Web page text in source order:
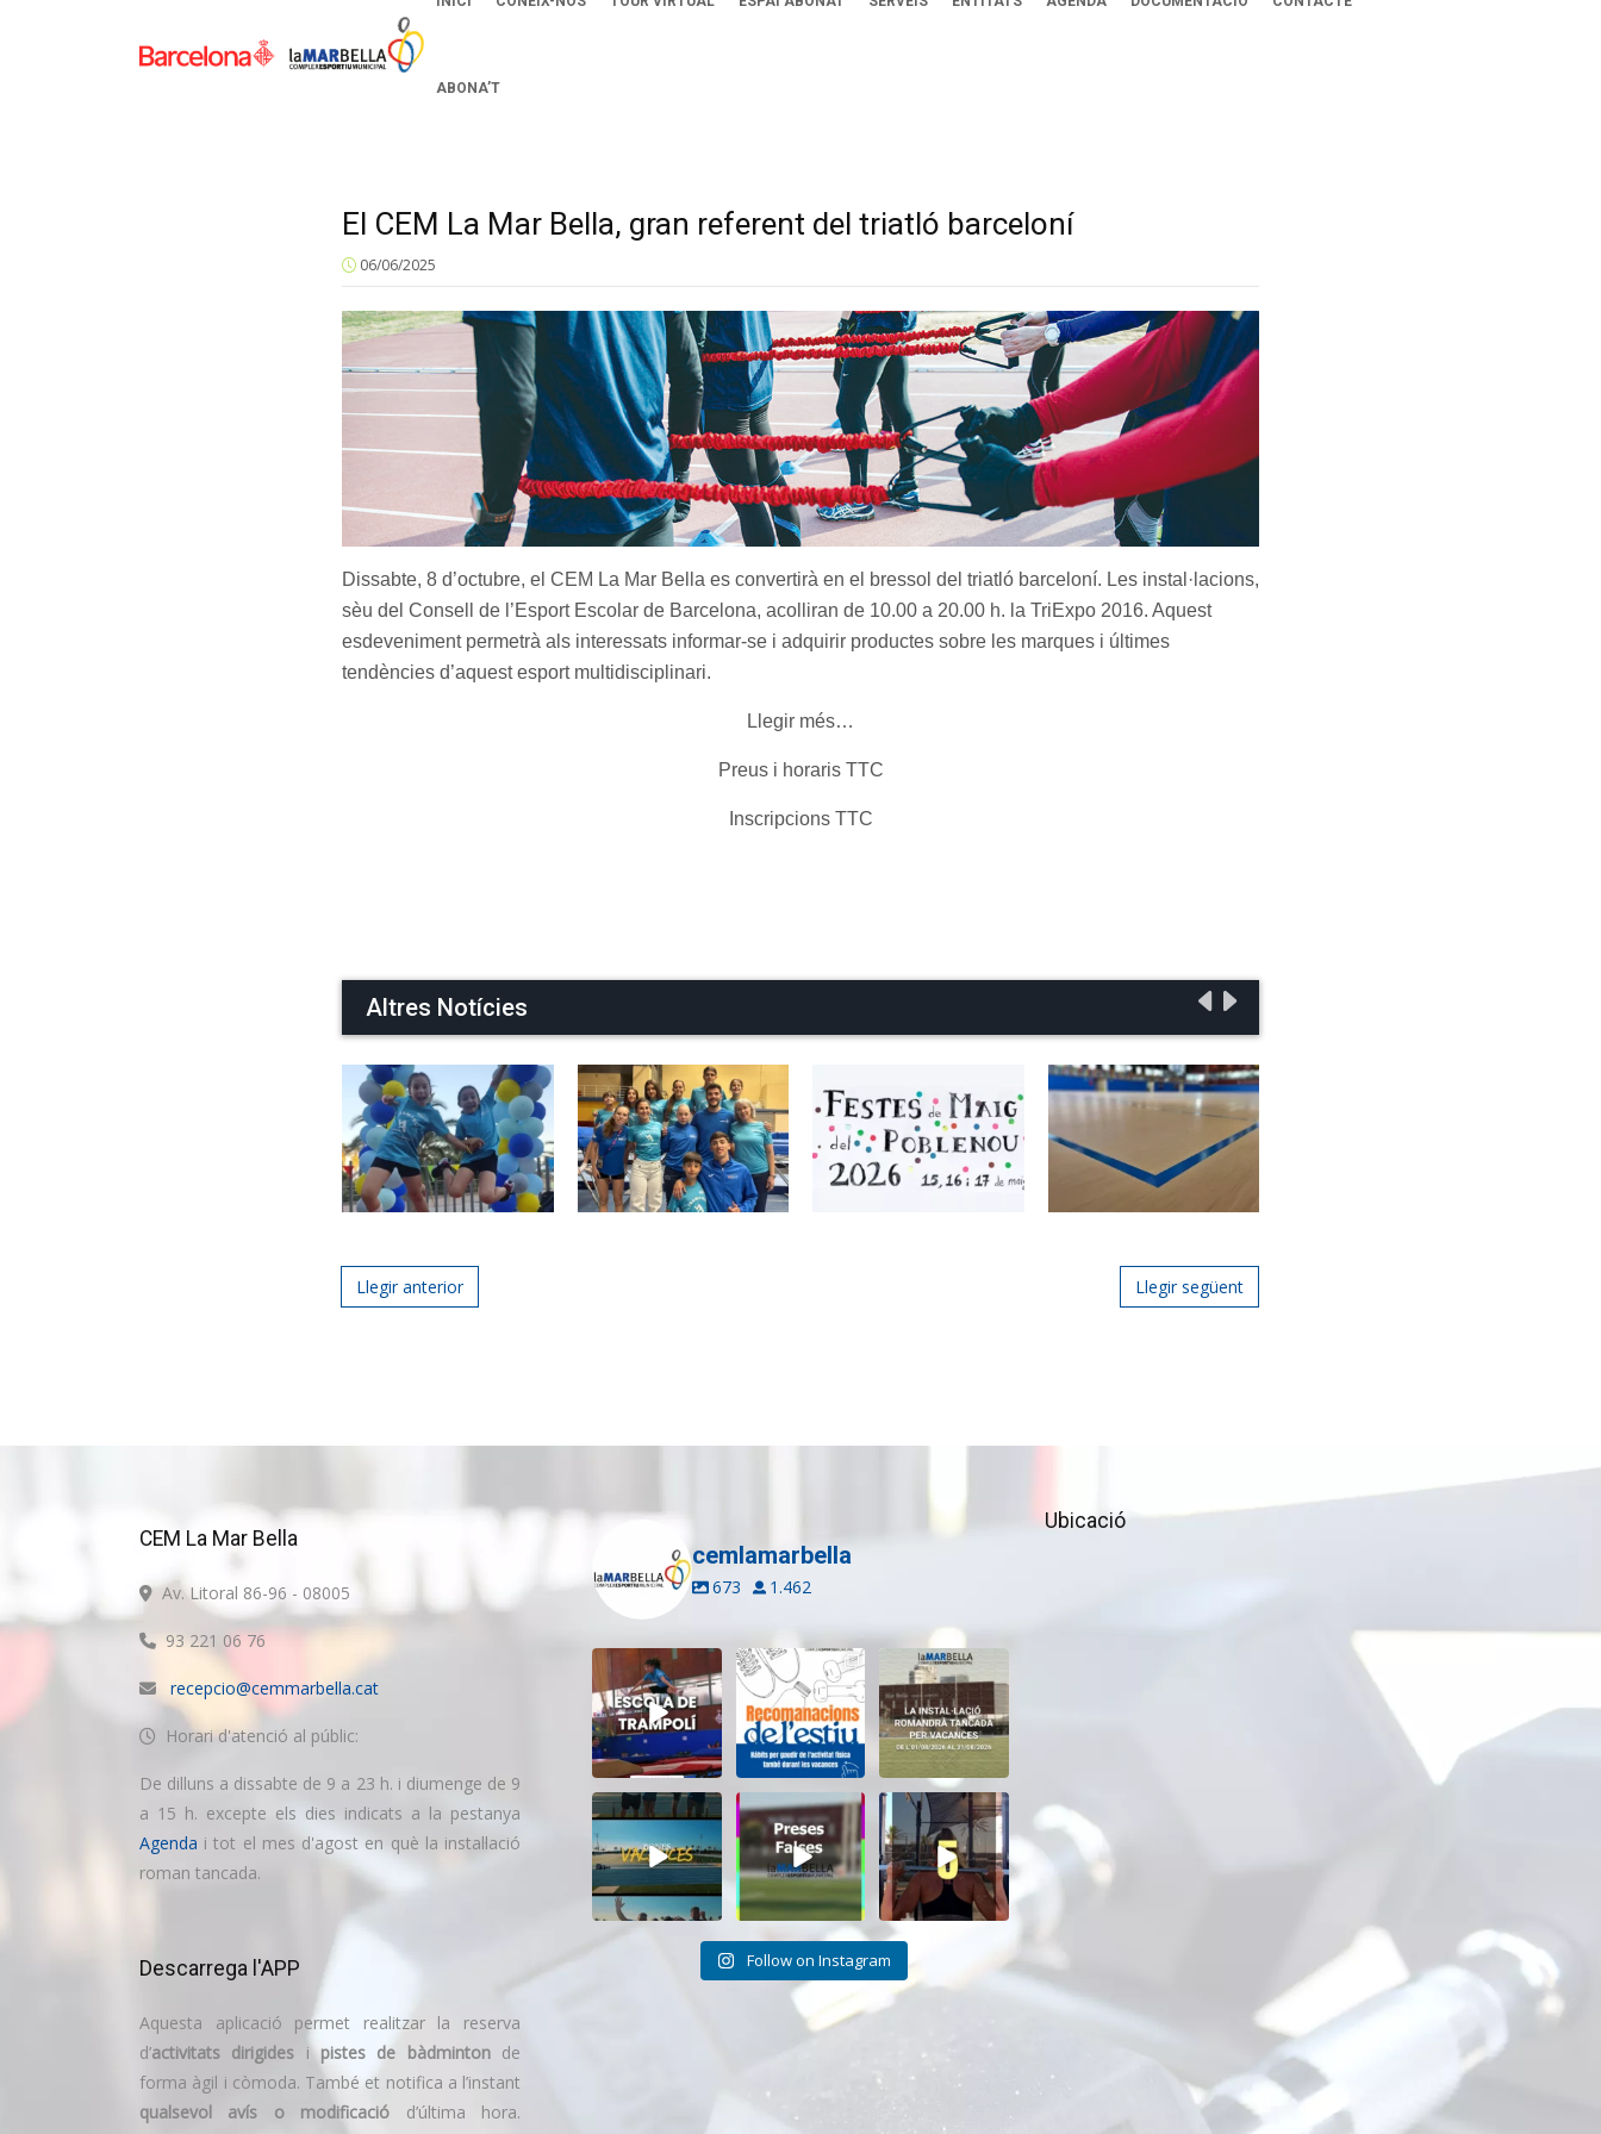
ABONA’T
El CEM La Mar Bella, gran referent del triatló barceloní
06/06/2025
Dissabte, 8 d’octubre, el CEM La Mar Bella es convertirà en el bressol del triatló barceloní. Les instal·lacions,
sèu del Consell de l’Esport Escolar de Barcelona, acolliran de 10.00 a 20.00 h. la TriExpo 2016. Aquest
esdeveniment permetrà als interessats informar-se i adquirir productes sobre les marques i últimes
tendències d’aquest esport multidisciplinari.
Llegir més…
Preus i horaris TTC
Inscripcions TTC
Altres Notícies
Post navigation
Llegir anterior Llegir següent
CEM La Mar Bella
Av. Litoral 86-96 - 08005
93 221 06 76
recepcio@cemmarbella.cat
Horari d'atenció al públic:
De dilluns a dissabte de 9 a 23 h. i diumenge de 9
a 15 h. excepte els dies indicats a la pestanya
Agenda i tot el mes d'agost en què la instal·lació
roman tancada.
Descarrega l'APP
Aquesta aplicació permet realitzar la reserva
d’activitats dirigides ipistes de bàdmintonde
forma àgil i còmoda. També et notifica a l’instant
qualsevol avís o modificació d’última hora.
cemlamarbella
673 1.462
Inscriu-te a
l’Escola de
Trampolí del
CEM...
12 0
Aquest estiu,
continua movent-
te i cuidant-te! ...
5 0
El CEM La Mar
Bella romandrà
tancat durant el
11 0
Tanquem una
nova temporada
al CEM La Mar
Bella....
27 1
Darrere de cada
vídeo... també hi
ha moments...
26 2
Cada sessió és
un pas més cap als
teus...
19 0
Follow on Instagram
Ubicació